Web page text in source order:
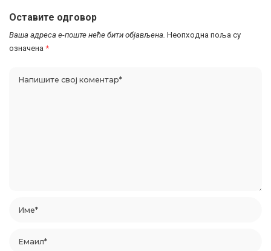
Оставите одговор
Ваша адреса е-поште неће бити објављена. Неопходна поља су
означена *